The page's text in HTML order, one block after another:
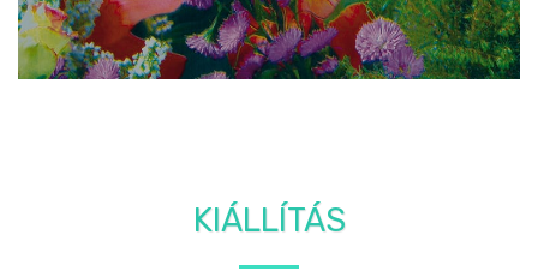
KIÁLLÍTÁS